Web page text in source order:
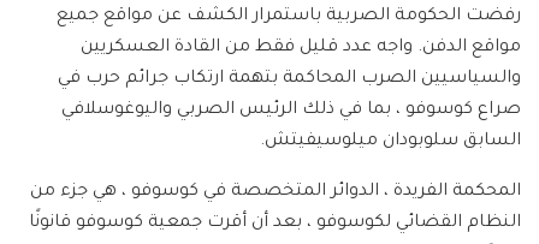
رفضت الحكومة الصربية باستمرار الكشف عن مواقع جميع
مواقع الدفن. واجه عدد قليل فقط من القادة العسكريين
والسياسيين الصرب المحاكمة بتهمة ارتكاب جرائم حرب في
صراع كوسوفو ، بما في ذلك الرئيس الصربي واليوغوسلافي
السابق سلوبودان ميلوسيفيتش.
المحكمة الفريدة ، الدوائر المتخصصة في كوسوفو ، هي جزء من
النظام القضائي لكوسوفو ، بعد أن أقرت جمعية كوسوفو قانونًا